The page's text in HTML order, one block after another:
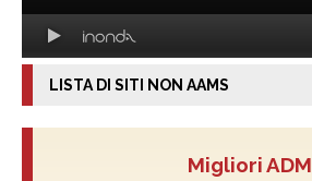
LISTA DI SITI NON AAMS
Migliori ADM